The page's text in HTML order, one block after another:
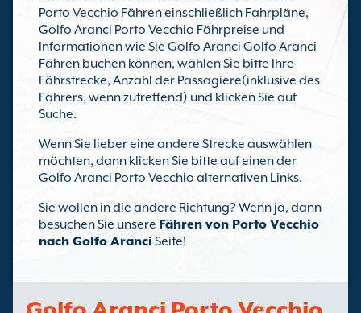
Porto Vecchio Fähren einschließlich Fahrpläne,
Golfo Aranci Porto Vecchio Fährpreise und
Informationen wie Sie Golfo Aranci Golfo Aranci
Fähren buchen können, wählen Sie bitte Ihre
Fährstrecke, Anzahl der Passagiere(inklusive des
Fahrers, wenn zutreffend) und klicken Sie auf
Suche.
Wenn Sie lieber eine andere Strecke auswählen
möchten, dann klicken Sie bitte auf einen der
Golfo Aranci Porto Vecchio alternativen Links.
Sie wollen in die andere Richtung? Wenn ja, dann
besuchen Sie unsere Fähren von Porto Vecchio
nach Golfo Aranci Seite!